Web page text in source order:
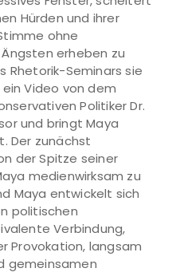
Hürden und ihrer
ohne
erheben zu
Rhetorik-Seminars sie
Video von dem
Politiker Dr.
und bringt Maya
Der zunächst
der Spitze seiner
medienwirksam zu
Maya entwickelt sich
politischen
Verbindung,
Provokation, langsam
gemeinsamen